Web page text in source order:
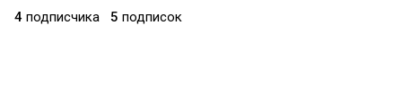
4 подписчика 5 подписок